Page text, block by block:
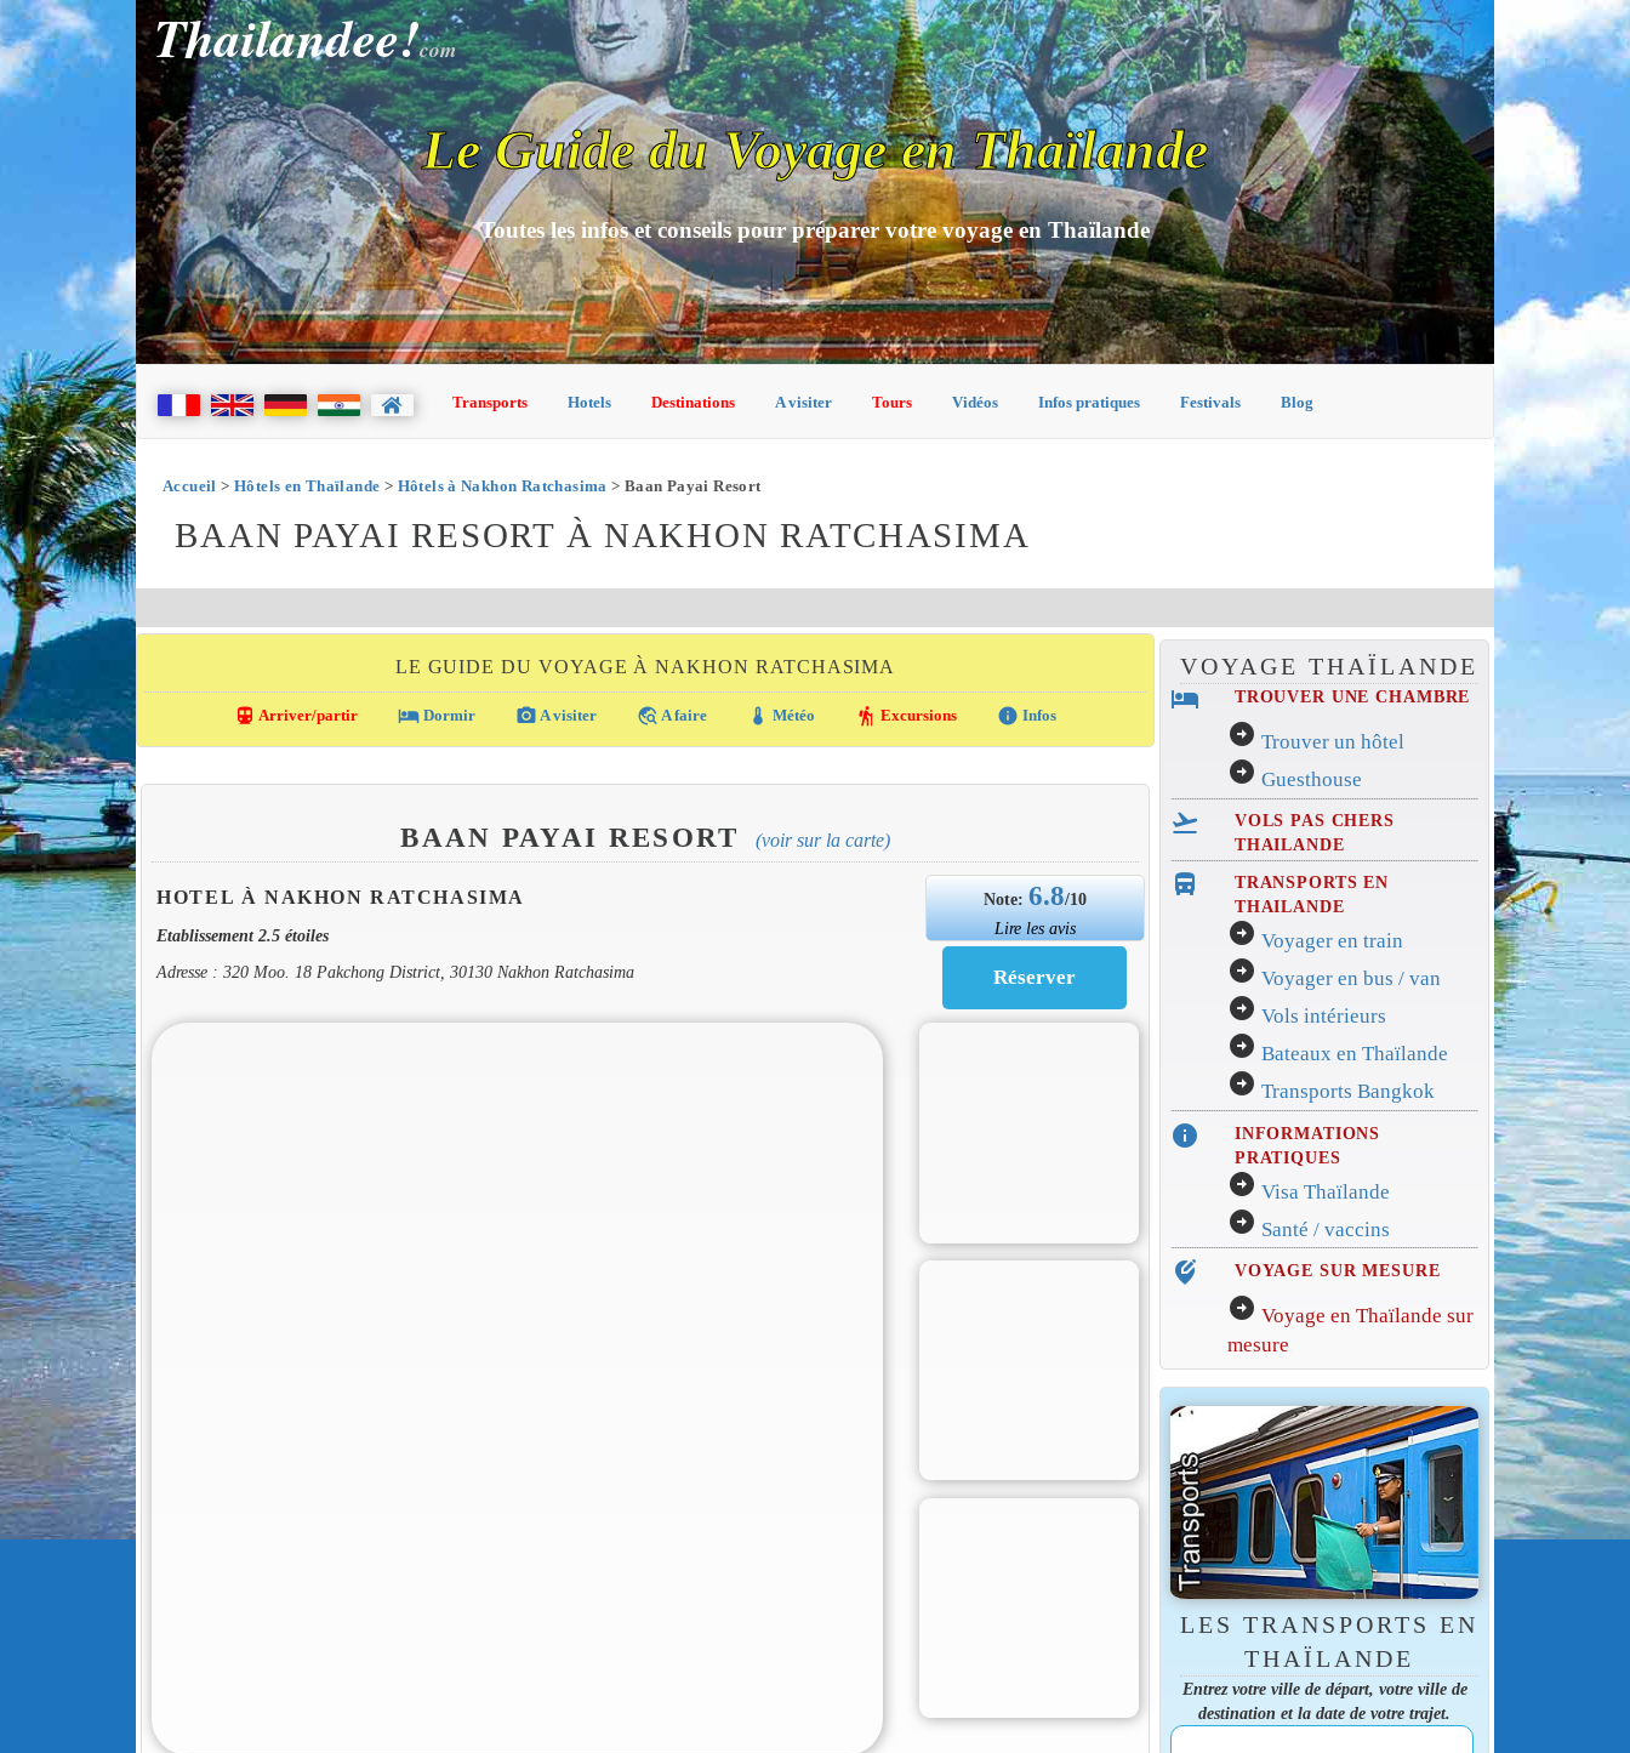
Thailandee!com
Le Guide du Voyage en Thaïlande
Toutes les infos et conseils pour préparer votre voyage en Thaïlande
Transports Hotels Destinations A visiter Tours Vidéos Infos pratiques Festivals Blog
Accueil > Hôtels en Thaïlande > Hôtels à Nakhon Ratchasima > Baan Payai Resort
BAAN PAYAI RESORT À NAKHON RATCHASIMA
LE GUIDE DU VOYAGE À NAKHON RATCHASIMA
directions_transit Arriver/partir local_hotel Dormir photo_camera A visiter travel_explore A faire thermostat Météo hiking Excursions info Infos
BAAN PAYAI RESORT (voir sur la carte)
HOTEL À NAKHON RATCHASIMA
Etablissement 2.5 étoiles
Adresse : 320 Moo. 18 Pakchong District, 30130 Nakhon Ratchasima
Note:6.8/10
Lire les avis
VOYAGE THAÏLANDE
hotel TROUVER UNE CHAMBRE
arrow_circle_right Trouver un hôtel
arrow_circle_right Guesthouse
flight_takeoff
VOLS PAS CHERS
THAILANDE
directions_bus_filled
TRANSPORTS EN
THAILANDE
arrow_circle_right Voyager en train
arrow_circle_right Voyager en bus / van
arrow_circle_right Vols intérieurs
arrow_circle_right Bateaux en Thaïlande
arrow_circle_right Transports Bangkok
info
INFORMATIONS
PRATIQUES
arrow_circle_right Visa Thaïlande
arrow_circle_right Santé / vaccins
edit_location_alt VOYAGE SUR MESURE
arrow_circle_right Voyage en Thaïlande sur
mesure
LES TRANSPORTS EN
THAÏLANDE
Entrez votre ville de départ, votre ville de
destination et la date de votre trajet.